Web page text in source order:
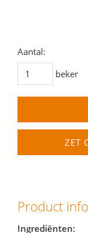
Aantal:
beker
ZET
Product
Ingrediënten: